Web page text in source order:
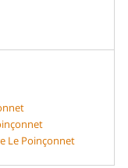
Le Poinçonnet